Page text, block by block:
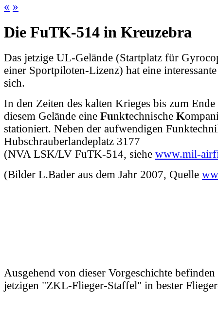
« »
Die FuTK-514 in Kreuzebra
Das jetzige UL-Gelände (Startplatz für
einer Sportpiloten-Lizenz) hat eine
sich.
In den Zeiten des kalten Krieges bis zum
diesem Gelände eine Funktechnische K
stationiert. Neben der aufwendigen
Hubschrauberlandeplatz 3177
(NVA LSK/LV FuTK-514, siehe www.mil-
(Bilder L.Bader aus dem Jahr 2007, Quelle
Ausgehend von dieser Vorgeschichte
jetzigen "ZKL-Flieger-Staffel" in bester